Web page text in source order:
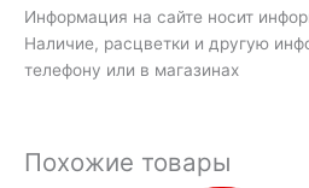
Информация на сайте носит
Наличие, расцветки и другую
телефону или в магазинах
Похожие товары